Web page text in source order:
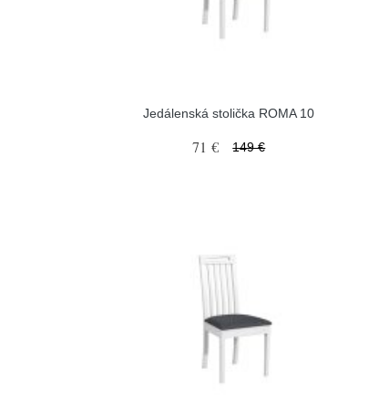
Jedálenská stolička ROMA 10
71 € 149 €